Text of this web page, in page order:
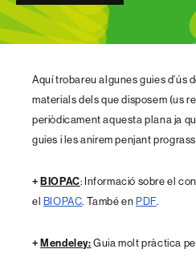
Aquí trobareu algunes guies d’ús
materials dels que disposem (us
periòdicament aquesta plana ja
guies i les anirem penjant
+BIOPAC: Informació sobre el
el BIOPAC. També enPDF.
+Mendeley:Guia molt pràctica